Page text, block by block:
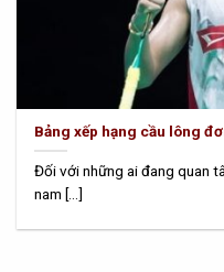
Bảng xếp hạng cầu lông
Đối với những ai đang quan
nam [...]